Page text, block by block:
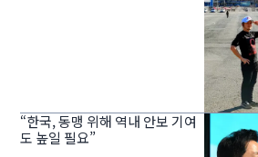
“한국, 동맹 위해 역내 안보 기여
도 높일 필요”